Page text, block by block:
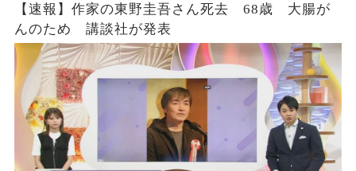
【速報】作家の東野圭吾さん死去 68歳 大腸が
んのため 講談社が発表